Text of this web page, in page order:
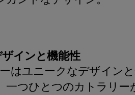
インと機能性
はユニークなデザイン
一つひとつのカトラリー